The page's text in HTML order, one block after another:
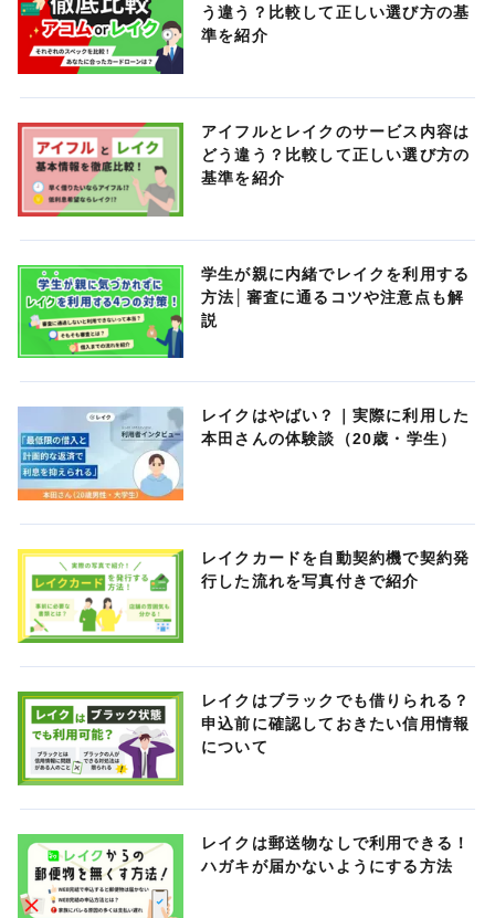
う違う？比較して正しい選び方の基
準を紹介
アイフルとレイクのサービス内容は
どう違う？比較して正しい選び方の
基準を紹介
学生が親に内緒でレイクを利用する
方法│審査に通るコツや注意点も解
説
レイクはやばい？｜実際に利用した
本田さんの体験談（20歳・学生）
レイクカードを自動契約機で契約発
行した流れを写真付きで紹介
レイクはブラックでも借りられる？
申込前に確認しておきたい信用情報
について
レイクは郵送物なしで利用できる！
ハガキが届かないようにする方法